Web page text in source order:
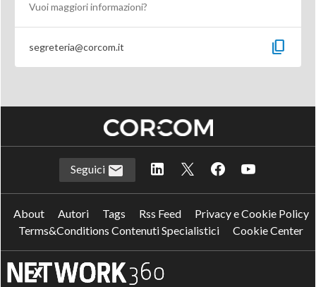
Vuoi maggiori informazioni?
segreteria@corcom.it content_copy
Seguici
About Autori Tags Rss Feed
Privacy e Cookie Policy
Terms&Conditions Contenuti Specialistici
Cookie Center